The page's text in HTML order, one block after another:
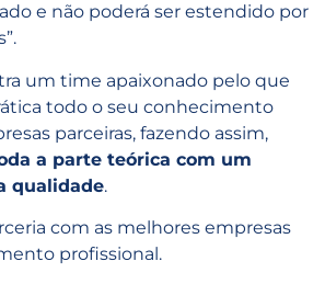
e não poderá ser estendido por
um time apaixonado pelo que
todo o seu conhecimento
parceiras, fazendo assim,
a parte teórica com um
qualidade.
com as melhores empresas
profissional.